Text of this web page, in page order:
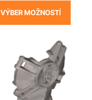
VÝBER MOŽNOSTÍ